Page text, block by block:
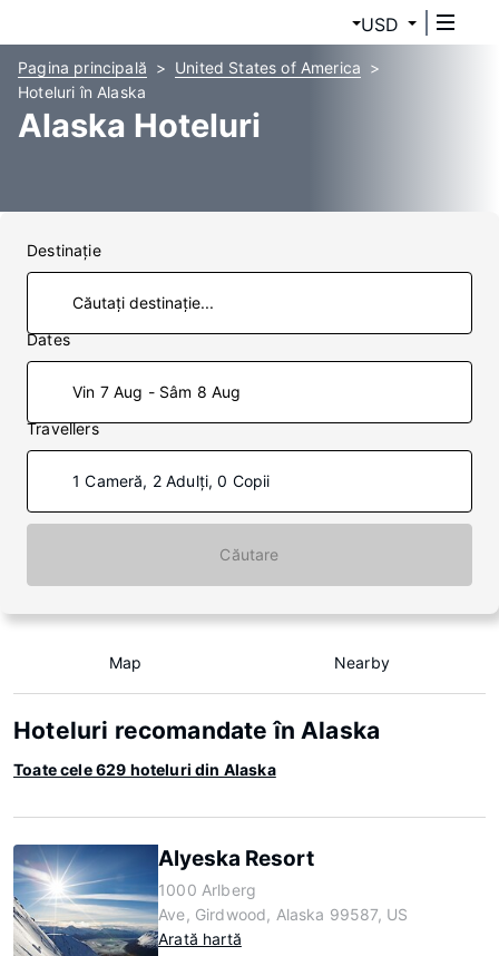
USD
Pagina principală
United States of America
Hoteluri în Alaska
Alaska Hoteluri
Destinaţie
Dates
Vin 7 Aug - Sâm 8 Aug
Travellers
1 Cameră, 2 Adulți, 0 Copii
Căutare
Map Nearby
Hoteluri recomandate în Alaska
Toate cele 629 hoteluri din Alaska
Alyeska Resort
1000 Arlberg
Ave, Girdwood, Alaska 99587, US
Arată hartă